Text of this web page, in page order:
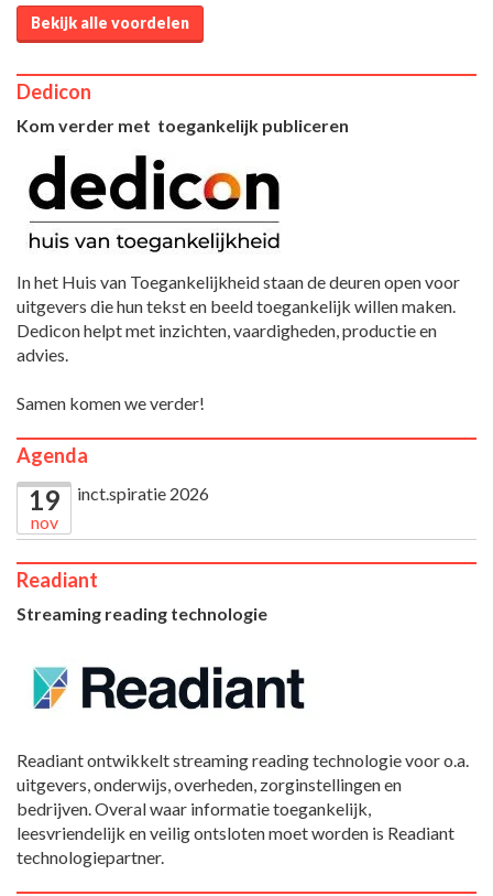
Bekijk alle voordelen
Dedicon
Kom verder met toegankelijk publiceren
In het Huis van Toegankelijkheid staan de deuren open voor
uitgevers die hun tekst en beeld toegankelijk willen maken.
Dedicon helpt met inzichten, vaardigheden, productie en
advies.
Samen komen we verder!
Agenda
19
nov
inct.spiratie 2026
Readiant
Streaming reading technologie
Readiant ontwikkelt streaming reading technologie voor o.a.
uitgevers, onderwijs, overheden, zorginstellingen en
bedrijven. Overal waar informatie toegankelijk,
leesvriendelijk en veilig ontsloten moet worden is Readiant
technologiepartner.